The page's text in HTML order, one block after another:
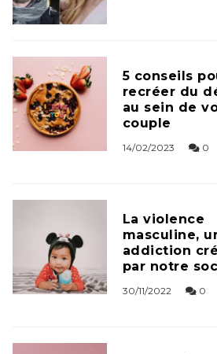
5 conseils
recréer du
au sein de
couple
14/02/2023 0
La violence
masculine,
addiction
par notre
30/11/2022 0